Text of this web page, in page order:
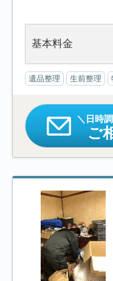
基本料金
遺品整理 生前整理
日時
ご